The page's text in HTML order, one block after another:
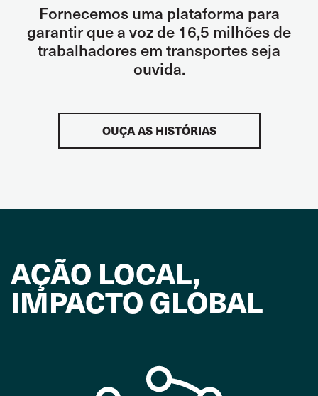
Fornecemos uma plataforma para
garantir que a voz de 16,5 milhões de
trabalhadores em transportes seja
ouvida.
OUÇA AS HISTÓRIAS
AÇÃO LOCAL,
IMPACTO GLOBAL